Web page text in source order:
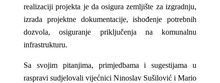
realizaciji projekta je da osigura zemljište za izgradnju,
izrada projektne dokumentacije, ishođenje potrebnih
dozvola, osiguranje priključenja na komunalnu
infrastrukturu.
Sa svojim pitanjima, primjedbama i sugestijama u
raspravi sudjelovali vijećnici Ninoslav Sušilović i Mario